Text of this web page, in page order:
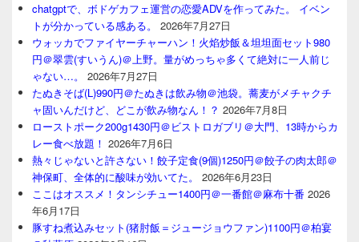
chatgptで、ボドゲカフェ運営の恋愛ADVを作ってみた。 イベン
トが分かっている感ある。
2026年7月27日
ウォッカでファイヤーチャーハン！火焰炒飯＆坦坦面セット980
円＠翠雲(すいうん)＠上野。量がめっちゃ多くて絶対に一人前じ
ゃない…。
2026年7月27日
たぬきそば(L)990円＠たぬきは飲み物＠池袋。蕎麦がメチャクチ
ャ固いんだけど、どこが飲み物なん！？ 2026年7月8日
ローストポーク200g1430円＠ビストロガブリ＠大門、13時からカ
レー食べ放題！ 2026年7月6日
熱々じゃないと許さない！餃子定食(9個)1250円＠餃子の肉太郎＠
神保町、全体的に酸味が効いてた。
2026年6月23日
ここはオススメ！タンシチュー1400円＠一番館＠麻布十番 2026
年6月17日
豚すね煮込みセット(猪肘飯＝ジュージョウファン)1100円＠柏宴